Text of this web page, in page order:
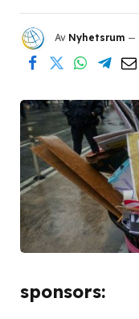
Av Nyhetsrum
sponsors: